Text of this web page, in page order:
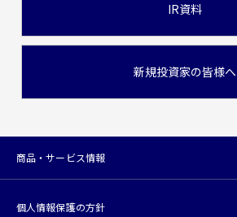
IR資料
新規投資家の皆様へ
商品・サービス情報
個人情報保護の方針